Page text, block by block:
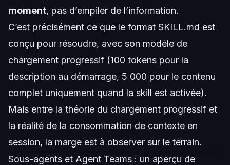
moment, pas d’empiler de l’information.
C’est précisément ce que le format SKILL.md est
conçu pour résoudre, avec son modèle de
chargement progressif (100 tokens pour la
description au démarrage, 5 000 pour le contenu
complet uniquement quand la skill est activée).
Mais entre la théorie du chargement progressif et
la réalité de la consommation de contexte en
session, la marge est à observer sur le terrain.
Sous-agents et Agent Teams : un aperçu de